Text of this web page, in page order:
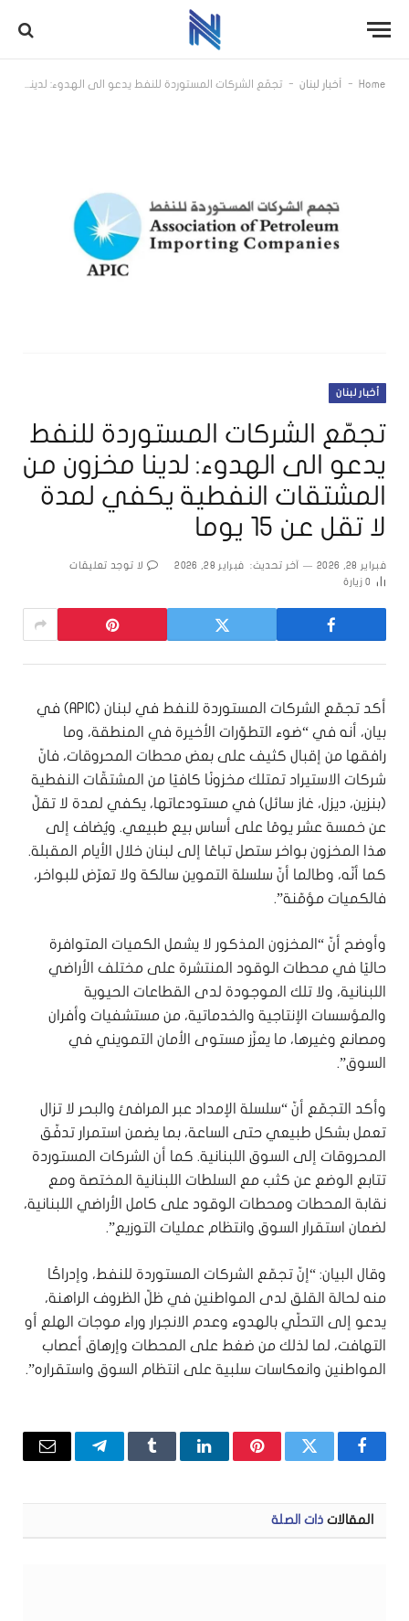
Home
- أخبار لبنان - تجمّع الشركات المستوردة للنفط يدعو الى الهدوء: لدينا مخزون من المشتقات النفطية يكفي لمدة لا تقل عن 15 يوما
أخبار لبنان
تجمّع الشركات المستوردة للنفط
يدعو الى الهدوء: لدينا مخزون من
المشتقات النفطية يكفي لمدة
لا تقل عن 15 يوما
فبراير 28, 2026 آخر تحديث: فبراير 28, 2026
لا توجد تعليقات
0 زيارة
أكد تجمّع الشركات المستوردة للنفط في لبنان (APIC) في
بيان، أنه في “ضوء التطوّرات الأخيرة في المنطقة، وما
رافقها من إقبال كثيف على بعض محطات المحروقات، فانّ
شركات الاستيراد تمتلك مخزونًا كافيًا من المشتقّات النفطية
(بنزين، ديزل، غاز سائل) في مستودعاتها، يكفي لمدة لا تقلّ
عن خمسة عشر يومًا على أساس بيع طبيعي. ويُضاف إلى
هذا المخزون بواخر ستصل تباعًا إلى لبنان خلال الأيام المقبلة.
كما أنّه، وطالما أنّ سلسلة التموين سالكة ولا تعرّض للبواخر،
فالكميات مؤمّنة”.
وأوضح أنّ “المخزون المذكور لا يشمل الكميات المتوافرة
حاليًا في محطات الوقود المنتشرة على مختلف الأراضي
اللبنانية، ولا تلك الموجودة لدى القطاعات الحيوية
والمؤسسات الإنتاجية والخدماتية، من مستشفيات وأفران
ومصانع وغيرها، ما يعزّز مستوى الأمان التمويني في
السوق”.
وأكد التجمّع أنّ “سلسلة الإمداد عبر المرافئ والبحر لا تزال
تعمل بشكل طبيعي حتى الساعة، بما يضمن استمرار تدفّق
المحروقات إلى السوق اللبنانية. كما أن الشركات المستوردة
تتابع الوضع عن كثب مع السلطات اللبنانية المختصة ومع
نقابة المحطات ومحطات الوقود على كامل الأراضي اللبنانية،
لضمان استقرار السوق وانتظام عمليات التوزيع”.
وقال البيان: “إنّ تجمّع الشركات المستوردة للنفط، وإدراكًا
منه لحالة القلق لدى المواطنين في ظلّ الظروف الراهنة،
يدعو إلى التحلّي بالهدوء وعدم الانجرار وراء موجات الهلع أو
التهافت، لما لذلك من ضغط على المحطات وإرهاق أعصاب
المواطنين وانعكاسات سلبية على انتظام السوق واستقراره”.
فيسبوكتويتر بينتيريستلينكدإنTumblrتيلقرامالبريد
المقالات ذات الصلة